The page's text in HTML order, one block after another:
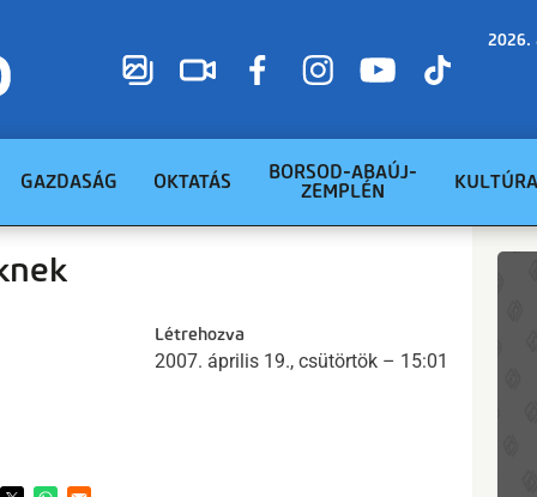
GAZDASÁG OKTATÁS
BORSOD-ABAÚJ-
ZEMPLÉN
KULTÚRA
Létrehozva
2007. április 19., csütörtök – 15:01